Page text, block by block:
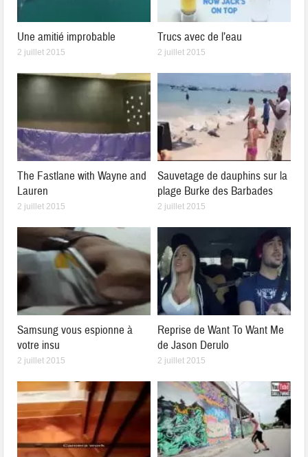
Une amitié improbable
2 juillet 2015
Trucs avec de l’eau
2 juillet 2015
The Fastlane with Wayne and
Lauren
2 juillet 2015
Sauvetage de dauphins sur la
plage Burke des Barbades
2 juillet 2015
Samsung vous espionne à
votre insu
2 juillet 2015
Reprise de Want To Want Me
de Jason Derulo
2 juillet 2015